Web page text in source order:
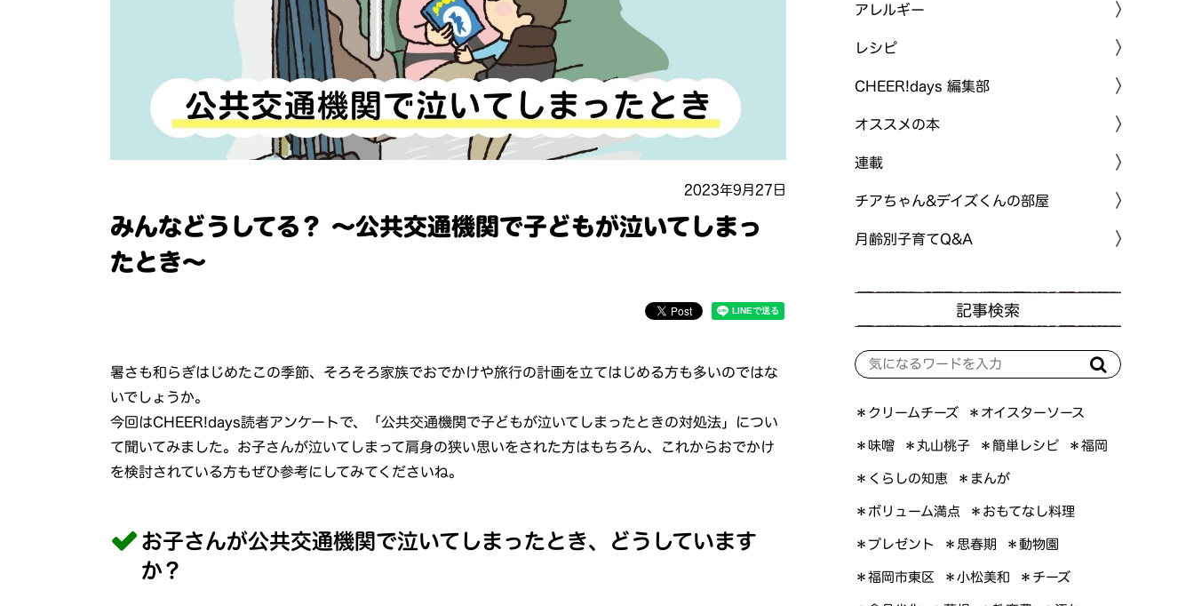
2023年9月27日
みんなどうしてる？ ～公共交通機関で子どもが泣いてしまっ
たとき～
暑さも和らぎはじめたこの季節、そろそろ家族でおでかけや旅行の計画を立てはじめる方も多いのではな
いでしょうか。
今回はCHEER!days読者アンケートで、 「公共交通機関で子どもが泣いてしまったときの対処法」につい
て聞いてみました。お子さんが泣いてしまって肩身の狭い思いをされた方はもちろん、これからおでかけ
を検討されている方もぜひ参考にしてみてくださいね。
お子さんが公共交通機関で泣いてしまったとき、どうしています
か？
アレルギー
レシピ
CHEER!days 編集部
オススメの本
連載
チアちゃん&デイズくんの部屋
月齢別子育てQ&A
記事検索
＊クリームチーズ ＊オイスターソース
＊味噌 ＊丸山桃子 ＊簡単レシピ ＊福岡
＊くらしの知恵 ＊まんが
＊ボリューム満点 ＊おもてなし料理
＊プレゼント ＊思春期 ＊動物園
＊福岡市東区 ＊小松美和 ＊チーズ